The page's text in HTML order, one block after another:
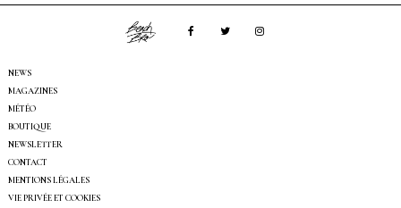
NEWS
MAGAZINES
MÉTÉO
BOUTIQUE
NEWSLETTER
CONTACT
MENTIONS LÉGALES
VIE PRIVÉE ET COOKIES